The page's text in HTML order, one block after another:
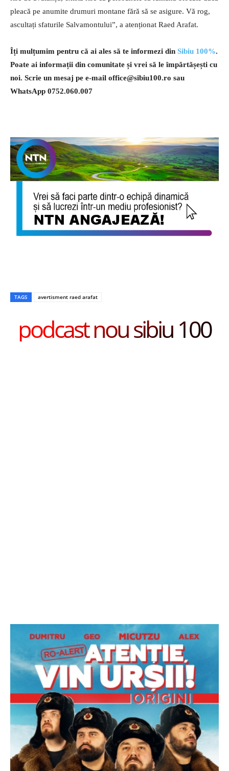
pleacă pe anumite drumuri montane fără să se asigure. Vă rog,
ascultați sfaturile Salvamontului”, a atenționat Raed Arafat.
Îți mulțumim pentru că ai ales să te informezi din Sibiu 100%.
Poate ai informații din comunitate și vrei să le împărtășești cu
noi. Scrie un mesaj pe e-mail office@sibiu100.ro sau
WhatsApp 0752.060.007
TAGS avertisment raed arafat
podcast nou sibiu 100